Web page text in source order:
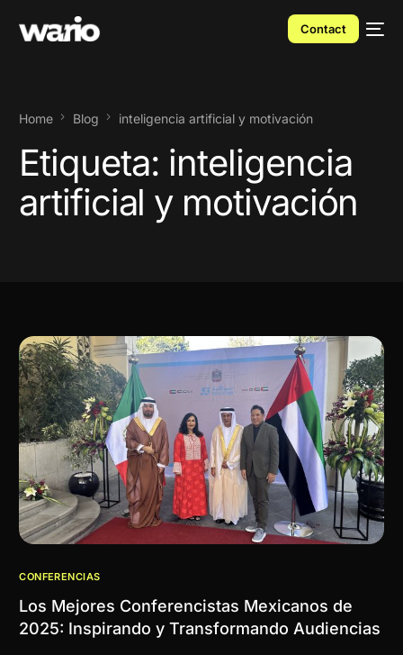
Contact
Home Blog inteligencia artificial y motivación
Etiqueta: inteligencia
artificial y motivación
CONFERENCIAS
Los Mejores Conferencistas Mexicanos de
2025: Inspirando y Transformando Audiencias